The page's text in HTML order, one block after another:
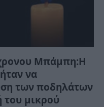
Μπάμπη:Η
να
των ποδηλάτων
του μικρού